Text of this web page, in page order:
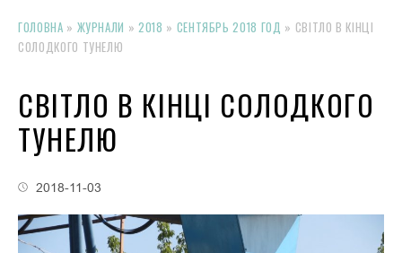
ГОЛОВНА » ЖУРНАЛИ »2018 » СЕНТЯБРЬ 2018 ГОД » СВІТЛО В КІНЦІ
СОЛОДКОГО ТУНЕЛЮ
СВІТЛО В КІНЦІ СОЛОДКОГО
ТУНЕЛЮ
2018-11-03